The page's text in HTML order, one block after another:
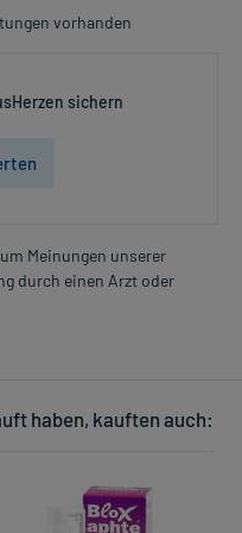
vorhanden
sichern
Meinungen unserer
durch einen Arzt oder
haben, kauften auch: